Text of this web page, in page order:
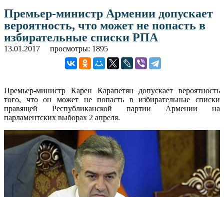
Премьер-министр Армении допускает
вероятность, что может не попасть в
избирательные списки РПА
13.01.2017 просмотры: 1895
Премьер-министр Карен Карапетян допускает вероятность
того, что он может не попасть в избирательные списки
правящей Республиканской партии Армении на
парламентских выборах 2 апреля.